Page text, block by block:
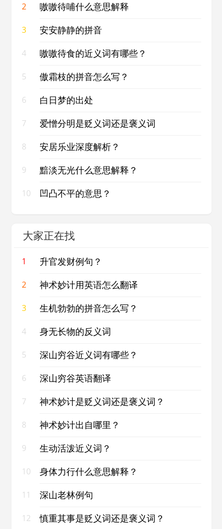
2 嗷嗷待哺什么意思解释
3 安安静静的拼音
4 嗷嗷待食的近义词有哪些？
5 傲霜枝的拼音怎么写？
6 白日梦的出处
7 爱憎分明是贬义词还是褒义词
8 安居乐业深度解析？
9 黯淡无光什么意思解释？
10 凹凸不平的意思？
大家正在找
1 升官发财例句？
2 神术妙计用英语怎么翻译
3 生机勃勃的拼音怎么写？
4 身无长物的反义词
5 深山穷谷近义词有哪些？
6 深山穷谷英语翻译
7 神术妙计是贬义词还是褒义词？
8 神术妙计出自哪里？
9 生动活泼近义词？
10 身体力行什么意思解释？
11 深山老林例句
12 慎重其事是贬义词还是褒义词？